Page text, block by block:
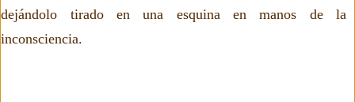
dejándolo tirado en una esquina en manos de la
inconsciencia.